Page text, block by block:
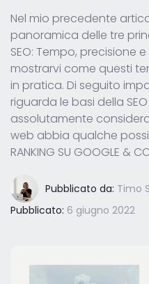
Nel mio precedente
panoramica delle tre
SEO: Tempo, precisione
mostrarvi come questi
in pratica. Di seguito
riguarda le basi della
assolutamente
web abbia qualche
RANKING SU GOOGLE &
Pubblicato da: Timo
Pubblicato: 6 giugno 2022